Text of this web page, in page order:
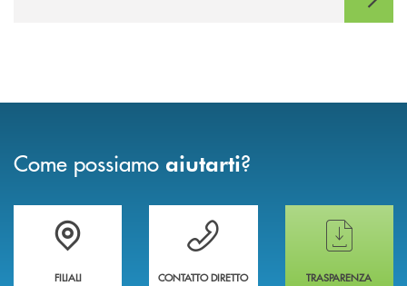
Come possiamo aiutarti?
Trova la filiale più vicina a te
FILIALI
Hai bisogno di assistenza immediata ?
CONTATTO DIRETTO
Hai bisogno di
TRASPARENZA